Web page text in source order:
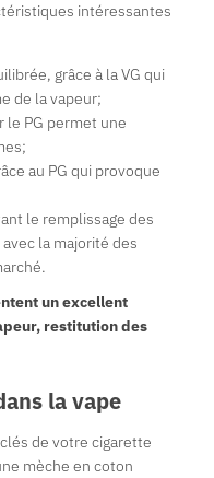
intéressantes
grâce à la VG qui
de la vapeur;
le PG permet une
au PG qui provoque
le remplissage des
la majorité des
un excellent
restitution des
la vape
de votre cigarette
mèche en coton